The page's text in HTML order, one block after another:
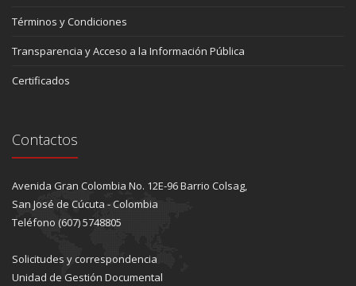
Términos y Condiciones
Transparencia y Acceso a la Información Pública
Certificados
Contactos
Avenida Gran Colombia No. 12E-96 Barrio Colsag,
San José de Cúcuta - Colombia
Teléfono (607) 5748805
Solicitudes y correspondencia
Unidad de Gestión Documental